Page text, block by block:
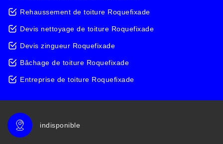
Rehaussement de toiture Roquefixade
Devis nettoyage de toiture Roquefixade
Devis zingueur Roquefixade
Bâchage de toiture Roquefixade
Entreprise de toiture Roquefixade
indisponible